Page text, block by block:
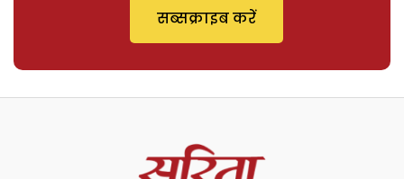
सब्सक्राइब करें